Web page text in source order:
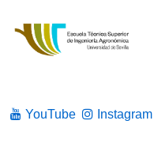
YouTube Instagram